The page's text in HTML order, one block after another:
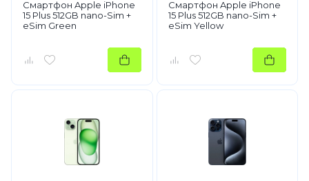
Смартфон Apple iPhone
15 Plus 512GB nano-Sim +
eSim Green
Смартфон Apple iPhone
15 Plus 512GB nano-Sim +
eSim Yellow